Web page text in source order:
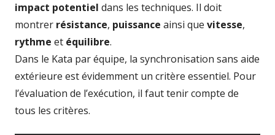
impact potentiel dans les techniques. Il doit
montrer résistance, puissance ainsi que vitesse,
rythme et équilibre.
Dans le Kata par équipe, la synchronisation sans aide
extérieure est évidemment un critère essentiel. Pour
l’évaluation de l’exécution, il faut tenir compte de
tous les critères.